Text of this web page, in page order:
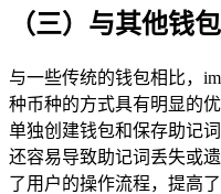
（三）与其他钱
与一些传统的钱包相比，
种币种的方式具有明显的
单独创建钱包和保存助记
还容易导致助记词丢失或
了用户的操作流程，提高